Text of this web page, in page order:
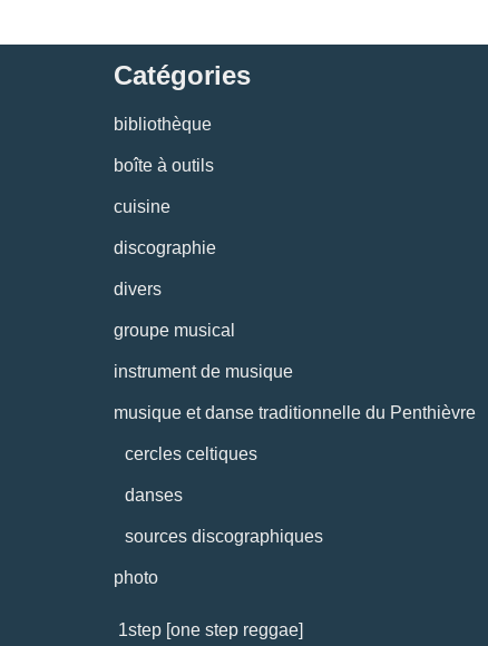
Catégories
bibliothèque
boîte à outils
cuisine
discographie
divers
groupe musical
instrument de musique
musique et danse traditionnelle du Penthièvre
cercles celtiques
danses
sources discographiques
photo
1step [one step reggae]